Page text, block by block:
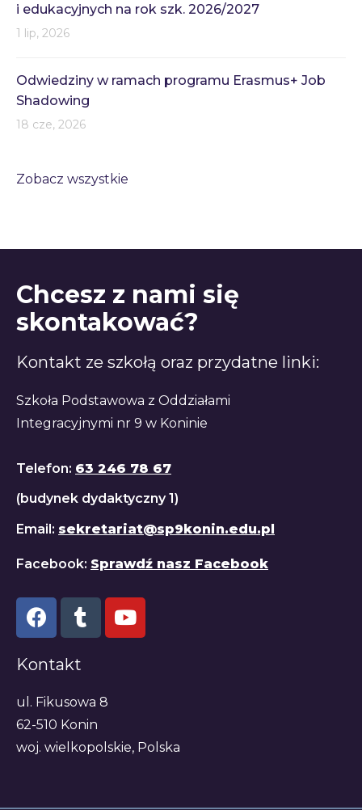
i edukacyjnych na rok szk. 2026/2027
1 lip, 2026
Odwiedziny w ramach programu Erasmus+ Job
Shadowing
18 cze, 2026
Zobacz wszystkie
Chcesz z nami się
skontakować?
Kontakt ze szkołą oraz przydatne linki:
Szkoła Podstawowa z Oddziałami
Integracyjnymi nr 9 w Koninie
Telefon: 63 246 78 67
(budynek dydaktyczny 1)
Email: sekretariat@sp9konin.edu.pl
Facebook: Sprawdź nasz Facebook
Kontakt
ul. Fikusowa 8
62-510 Konin
woj. wielkopolskie, Polska